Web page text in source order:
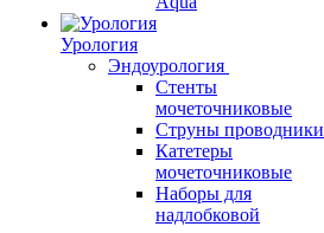
Урология
Эндоурология
Стенты
мочеточниковые
Струны проводники
Катетеры
мочеточниковые
Наборы для
надлобковой